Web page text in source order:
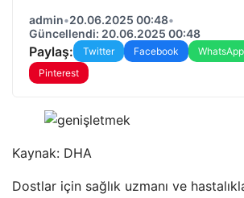
admin•20.06.2025 00:48•
Güncellendi: 20.06.2025 00:48
Paylaş: Twitter Facebook WhatsApp
Pinterest
Kaynak: DHA
Dostlar için sağlık uzmanı ve